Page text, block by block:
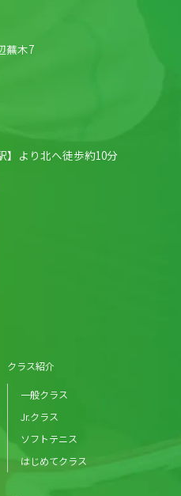
蕪木7
】より北へ徒歩約10分
クラス紹介
一般クラス
Jr.クラス
ソフトテニス
はじめてクラス